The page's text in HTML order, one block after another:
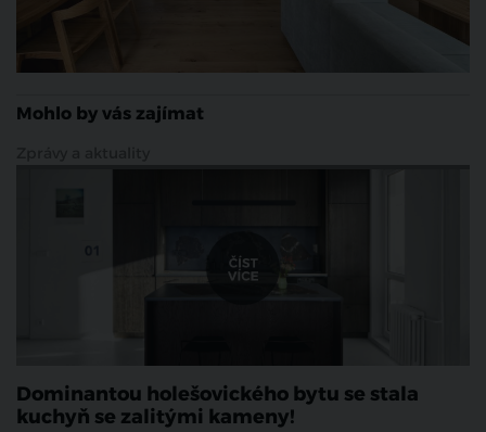
Mohlo by vás zajímat
Dominantou holešovického bytu se stala
kuchyň se zalitými kameny!